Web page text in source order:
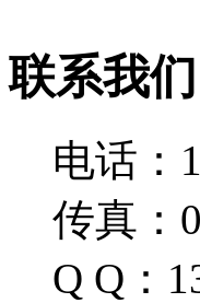
联系我们
电话：
传真：
Q Q：